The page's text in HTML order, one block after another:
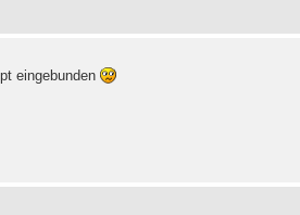
eingebunden